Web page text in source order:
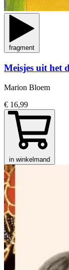
fragment
Meisjes uit het
Marion Bloem
€ 16,99
in winkelmand